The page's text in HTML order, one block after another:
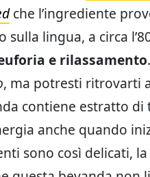
che l’ingrediente
sulla lingua, a circa
e rilassamento
, ma potresti ritrovarti
contiene estratto di
anche quando
sono così delicati,